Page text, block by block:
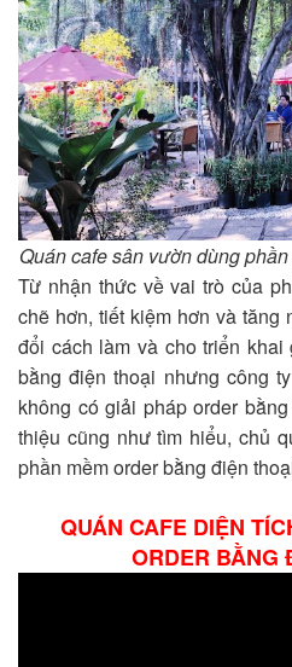
Quán cafe sân vườn dùng
Từ nhận thức về vai trò của
chẽ hơn, tiết kiệm hơn và tăng
đổi cách làm và cho triển
bằng điện thoại nhưng công
không có giải pháp order
thiệu cũng như tìm hiểu, chủ
phần mềm order bằng điện
QUÁN CAFE DIỆN
ORDER BẰNG